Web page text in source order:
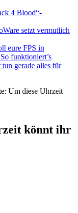
4 Blood“-
setzt vermutlich
eure FPS in
funktioniert’s
gerade alles für
Um diese Uhrzeit
könnt ihr